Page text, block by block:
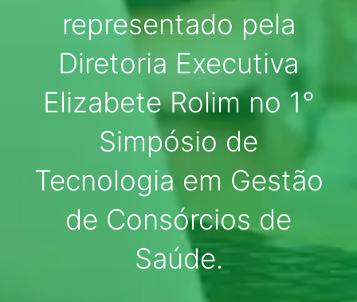
representado pela
Diretoria Executiva
Elizabete Rolim no 1°
Simpósio de
Tecnologia em Gestão
de Consórcios de
Saúde.